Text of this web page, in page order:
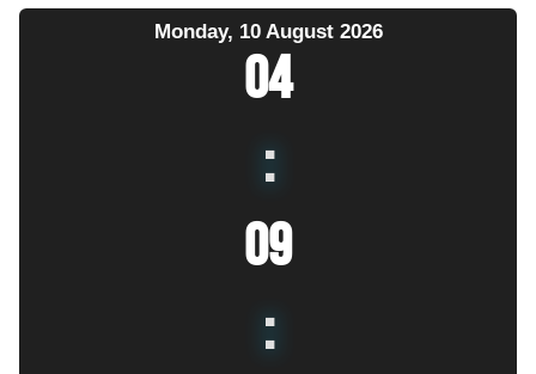
Monday, 10 August 2026
04
:
09
: